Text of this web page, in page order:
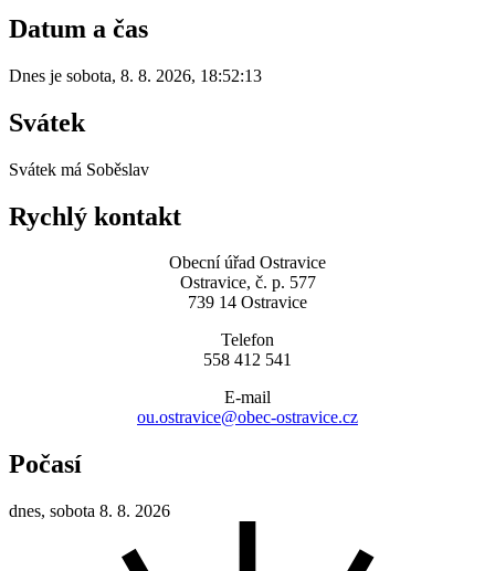
Datum a čas
Dnes je sobota, 8. 8. 2026, 18:52:13
Svátek
Svátek má Soběslav
Rychlý kontakt
Obecní úřad Ostravice
Ostravice, č. p. 577
739 14 Ostravice
Telefon
558 412 541
E-mail
ou.ostravice@obec-ostravice.cz
Počasí
dnes, sobota 8. 8. 2026